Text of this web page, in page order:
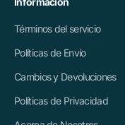
Términos del servicio
Políticas de Envío
Cambios y Devoluciones
Políticas de Privacidad